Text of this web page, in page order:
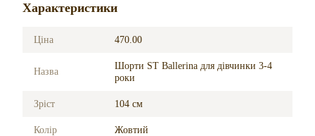
Характеристики
Ціна 470.00
Назва
Шорти ST Ballerina для дівчинки 3-4
роки
Зріст 104 см
Колір Жовтий